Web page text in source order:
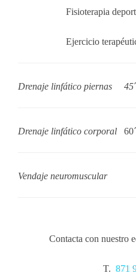
Fisioterapia
Ejercicio
Drenaje linfático piernas 45´
Drenaje linfático corporal 60´
Vendaje neuromuscular
Contacta con nuestro
T. 871